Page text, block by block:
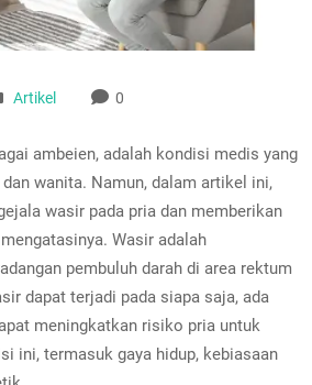
Artikel 0
ambeien, adalah kondisi medis yang
wanita. Namun, dalam artikel ini,
wasir pada pria dan memberikan
Wasir adalah
pembuluh darah di area rektum
dapat terjadi pada siapa saja, ada
meningkatkan risiko pria untuk
ini, termasuk gaya hidup, kebiasaan